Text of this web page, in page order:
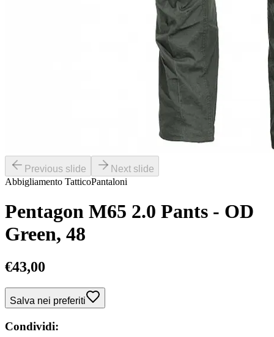
Previous slide
Next slide
Abbigliamento TatticoPantaloni
Pentagon M65 2.0 Pants - OD
Green, 48
€43,00
Salva nei preferiti
Condividi: